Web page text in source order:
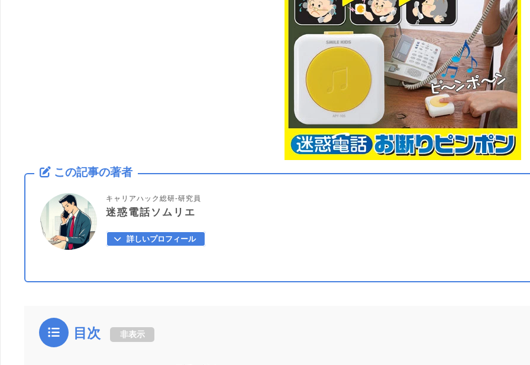
この記事の著者
キャリアハック総研-研究員
迷惑電話ソムリエ
詳しいプロフィール
目次 非表示